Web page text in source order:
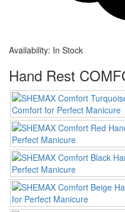
Availability: In Stock
Hand Rest